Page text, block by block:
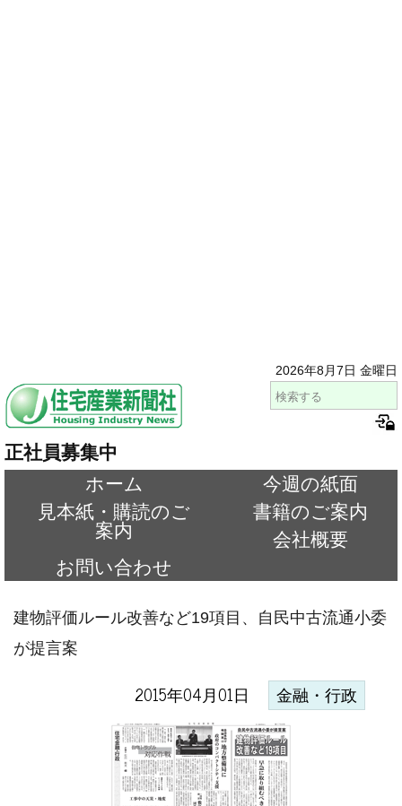
2026年8月7日 金曜日
正社員募集中
ホーム
今週の紙面
見本紙・購読のご
案内
書籍のご案内
会社概要
お問い合わせ
建物評価ルール改善など19項目、自民中古流通小委
が提言案
2015年04月01日 金融・行政